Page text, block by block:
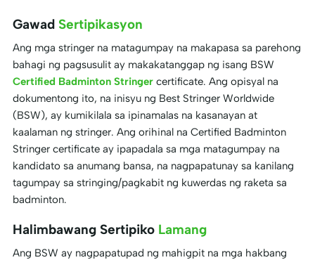
Gawad Sertipikasyon
Ang mga stringer na matagumpay na makapasa sa parehong
bahagi ng pagsusulit ay makakatanggap ng isang BSW
Certified Badminton Stringer certificate. Ang opisyal na
dokumentong ito, na inisyu ng Best Stringer Worldwide
(BSW), ay kumikilala sa ipinamalas na kasanayan at
kaalaman ng stringer. Ang orihinal na Certified Badminton
Stringer certificate ay ipapadala sa mga matagumpay na
kandidato sa anumang bansa, na nagpapatunay sa kanilang
tagumpay sa stringing/pagkabit ng kuwerdas ng raketa sa
badminton.
Halimbawang Sertipiko Lamang
Ang BSW ay nagpapatupad ng mahigpit na mga hakbang